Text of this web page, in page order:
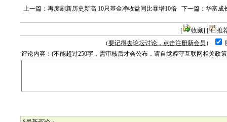
上一篇： 再度刷新历史新高 10只基金净收益同比暴增10倍 下一篇： 华富成
[ 收藏] [
推
（要记得去论坛讨论，点击注册新会员 ）
评论内容：(不能超过250字，需审核后才会公布，请自觉遵守互联网相关政